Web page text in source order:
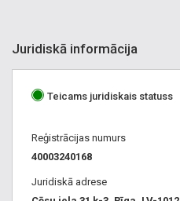
Juridiskā informācija
Teicams juridiskais statuss
Reģistrācijas numurs
40003240168
Juridiskā adrese